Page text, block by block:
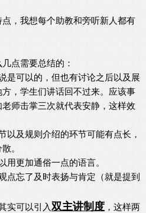
，我想每个助教和旁听新人都有
点需要总结的：
是可以的，但也有讨论之后以及展
，学生们讲话回不过来。应该事
师击掌三次就代表安静，这样效
以及规则介绍的环节可能有点长，
。
用更加通俗一点的语言。
点忘了及时表扬与肯定（就是提到
实可以引入双主讲制度 ，这样两